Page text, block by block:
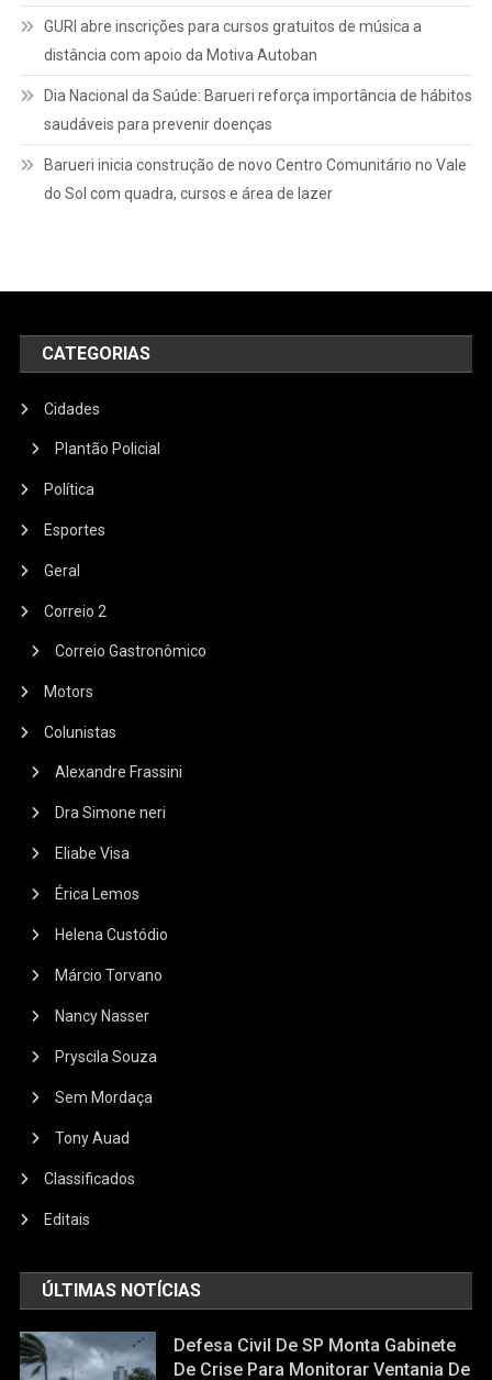
GURI abre inscrições para cursos gratuitos de música a
distância com apoio da Motiva Autoban
Dia Nacional da Saúde: Barueri reforça importância de hábitos
saudáveis para prevenir doenças
Barueri inicia construção de novo Centro Comunitário no Vale
do Sol com quadra, cursos e área de lazer
CATEGORIAS
Cidades
Plantão Policial
Política
Esportes
Geral
Correio 2
Correio Gastronômico
Motors
Colunistas
Alexandre Frassini
Dra Simone neri
Eliabe Visa
Érica Lemos
Helena Custódio
Márcio Torvano
Nancy Nasser
Pryscila Souza
Sem Mordaça
Tony Auad
Classificados
Editais
ÚLTIMAS NOTÍCIAS
Defesa Civil De SP Monta Gabinete
De Crise Para Monitorar Ventania De